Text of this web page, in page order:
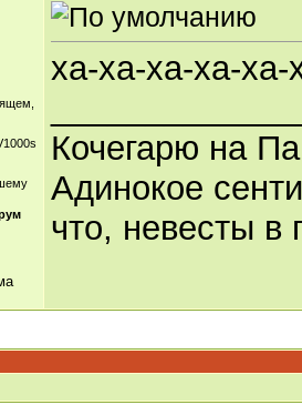
ха-ха-ха-ха-
Кочегарю на
Адинокое
что, невесты в